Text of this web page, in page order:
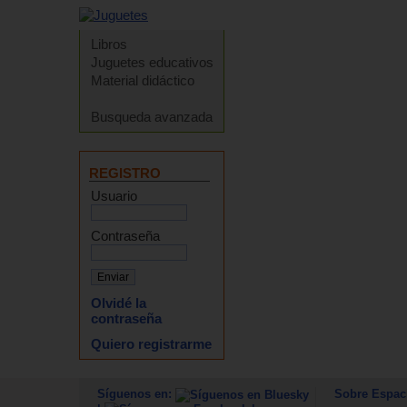
Libros
Juguetes educativos
Material didáctico
Busqueda avanzada
REGISTRO
Usuario
Contraseña
Olvidé la
contraseña
Quiero registrarme
Síguenos en:
Sobre